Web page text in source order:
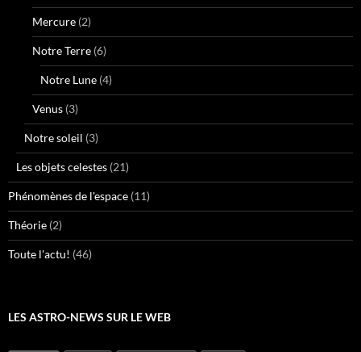
Mercure (2)
Notre Terre (6)
Notre Lune (4)
Venus (3)
Notre soleil (3)
Les objets celestes (21)
Phénomènes de l'espace (11)
Théorie (2)
Toute l'actu! (46)
LES ASTRO-NEWS SUR LE WEB